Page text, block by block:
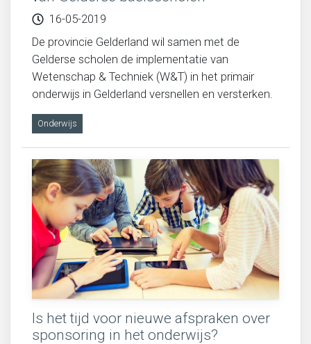
16-05-2019
De provincie Gelderland wil samen met de
Gelderse scholen de implementatie van
Wetenschap & Techniek (W&T) in het primair
onderwijs in Gelderland versnellen en versterken.
Onderwijs
Is het tijd voor nieuwe afspraken over
sponsoring in het onderwijs?